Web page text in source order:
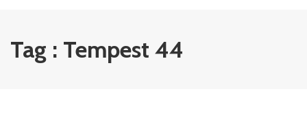
Tag : Tempest 44